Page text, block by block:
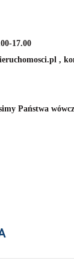
17.00
,
Państwa